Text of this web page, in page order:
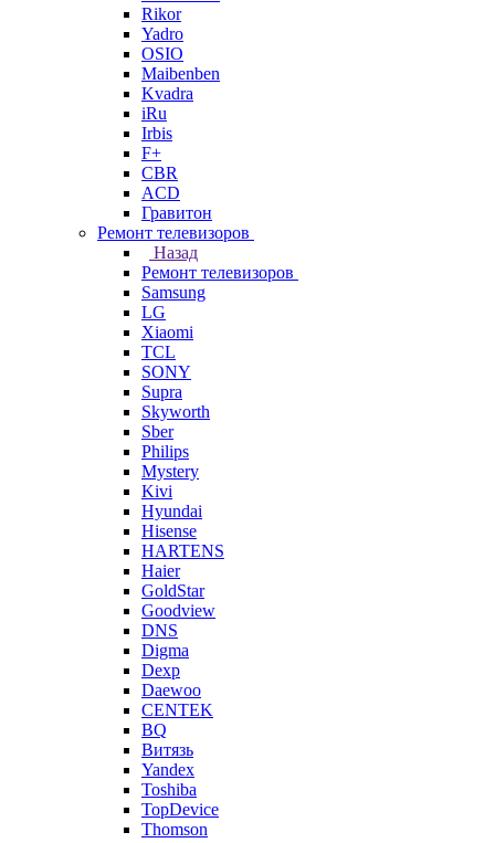
Rikor
Yadro
OSIO
Maibenben
Kvadra
iRu
Irbis
F+
CBR
ACD
Гравитон
Ремонт телевизоров
Назад
Ремонт телевизоров
Samsung
LG
Xiaomi
TCL
SONY
Supra
Skyworth
Sber
Philips
Mystery
Kivi
Hyundai
Hisense
HARTENS
Haier
GoldStar
Goodview
DNS
Digma
Dexp
Daewoo
CENTEK
BQ
Витязь
Yandex
Toshiba
TopDevice
Thomson